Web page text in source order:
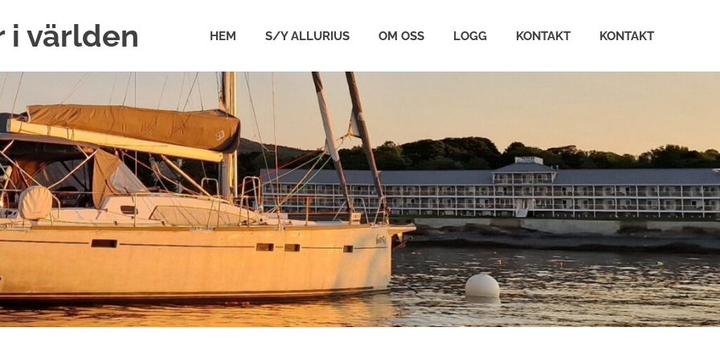
i världen HEM S/Y ALLURIUS OM OSS LOGG KONTAKT KONTAKT